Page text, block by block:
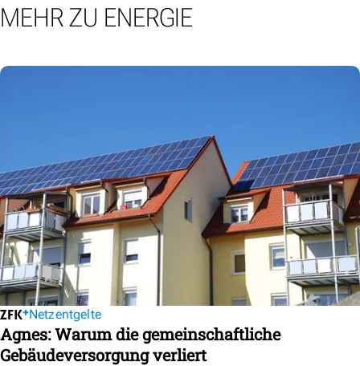
MEHR ZU ENERGIE
Netzentgelte
Agnes: Warum die gemeinschaftliche
Gebäudeversorgung verliert